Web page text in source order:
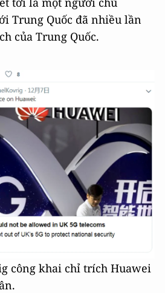
Trung Quốc đã nhiều lần
của Trung Quốc.
công khai chỉ trích Huawei